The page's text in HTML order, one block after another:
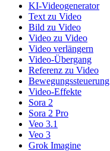
KI-Videogenerator
Text zu Video
Bild zu Video
Video zu Video
Video verlängern
Video-Übergang
Referenz zu Video
Bewegungssteuerung
Video-Effekte
Sora 2
Sora 2 Pro
Veo 3.1
Veo 3
Grok Imagine